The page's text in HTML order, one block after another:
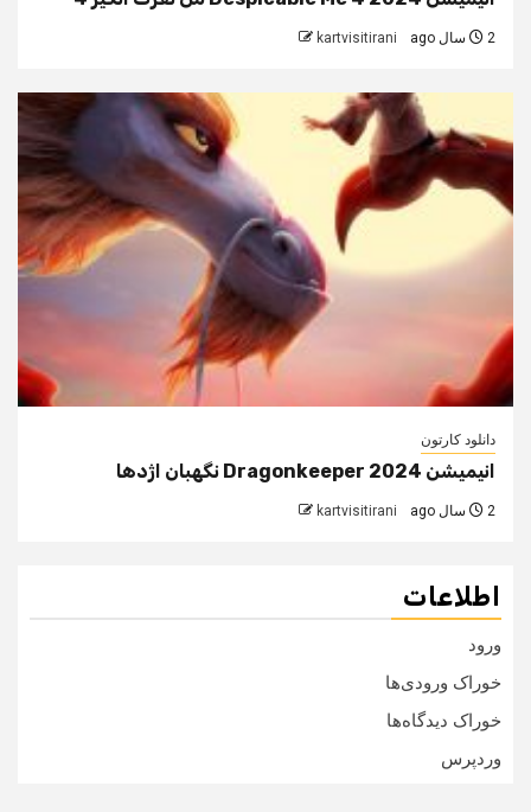
2 سال ago kartvisitirani
دانلود کارتون
انیمیشن Dragonkeeper 2024 نگهبان اژدها
2 سال ago kartvisitirani
اطلاعات
ورود
خوراک ورودی‌ها
خوراک دیدگاه‌ها
وردپرس